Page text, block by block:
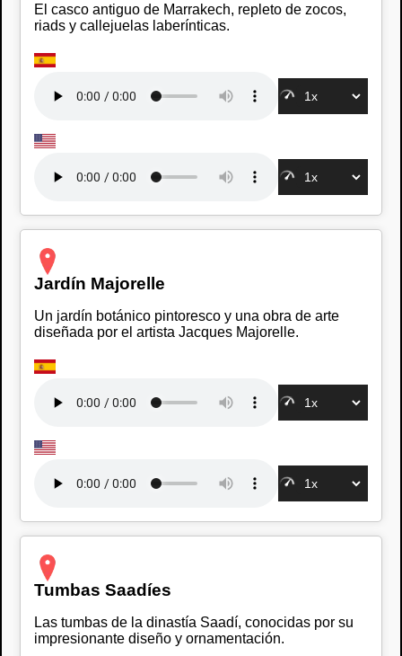
El casco antiguo de Marrakech, repleto de zocos,
riads y callejuelas laberínticas.
Jardín Majorelle
Un jardín botánico pintoresco y una obra de arte
diseñada por el artista Jacques Majorelle.
Tumbas Saadíes
Las tumbas de la dinastía Saadí, conocidas por su
impresionante diseño y ornamentación.